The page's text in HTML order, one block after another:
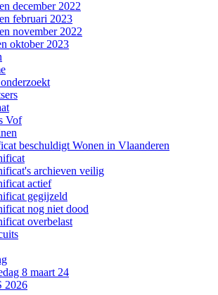
december 2022
februari 2023
november 2022
oktober 2023
Vof
beschuldigt Wonen in Vlaanderen
archieven veilig
actief
gegijzeld
nog niet dood
overbelast
8 maart 24
2026